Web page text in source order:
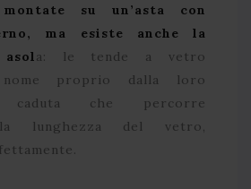
montate su un’asta con
ma esiste anche la
a: le tende a vetro
proprio dalla loro
caduta che percorre
la lunghezza del vetro,